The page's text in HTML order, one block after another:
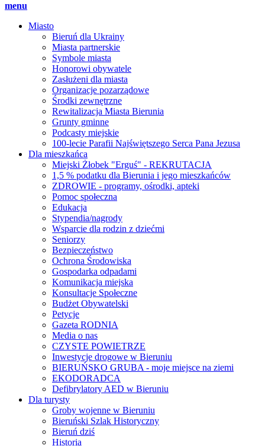
menu
Miasto
Bieruń dla Ukrainy
Miasta partnerskie
Symbole miasta
Honorowi obywatele
Zasłużeni dla miasta
Organizacje pozarządowe
Środki zewnętrzne
Rewitalizacja Miasta Bierunia
Grunty gminne
Podcasty miejskie
100-lecie Parafii Najświętszego Serca Pana Jezusa
Dla mieszkańca
Miejski Żłobek "Erguś" - REKRUTACJA
1,5 % podatku dla Bierunia i jego mieszkańców
ZDROWIE - programy, ośrodki, apteki
Pomoc społeczna
Edukacja
Stypendia/nagrody
Wsparcie dla rodzin z dziećmi
Seniorzy
Bezpieczeństwo
Ochrona Środowiska
Gospodarka odpadami
Komunikacja miejska
Konsultacje Społeczne
Budżet Obywatelski
Petycje
Gazeta RODNIA
Media o nas
CZYSTE POWIETRZE
Inwestycje drogowe w Bieruniu
BIERUŃSKO GRUBA - moje miejsce na ziemi
EKODORADCA
Defibrylatory AED w Bieruniu
Dla turysty
Groby wojenne w Bieruniu
Bieruński Szlak Historyczny
Bieruń dziś
Historia